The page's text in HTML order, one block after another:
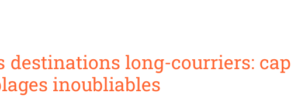
destinations long-courriers: cap
inoubliables